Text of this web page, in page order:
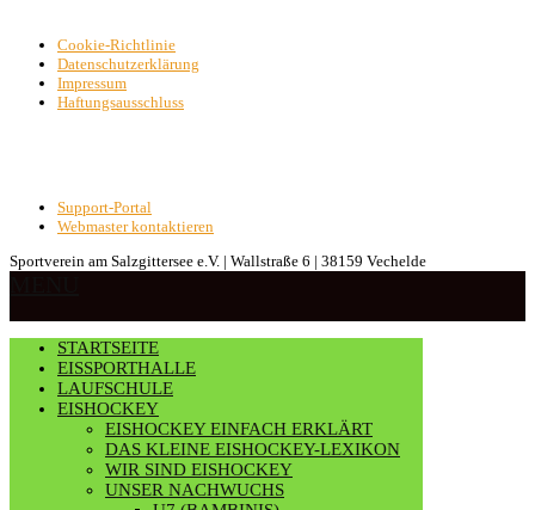
Cookie-Richtlinie
Datenschutzerklärung
Impressum
Haftungsausschluss
Support-Portal
Webmaster kontaktieren
Sportverein am Salzgittersee e.V. | Wallstraße 6 | 38159 Vechelde
STARTSEITE
EISSPORTHALLE
LAUFSCHULE
EISHOCKEY
EISHOCKEY EINFACH ERKLÄRT
DAS KLEINE EISHOCKEY-LEXIKON
WIR SIND EISHOCKEY
UNSER NACHWUCHS